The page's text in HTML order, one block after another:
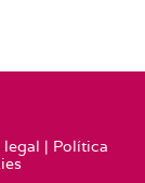
legal | Política